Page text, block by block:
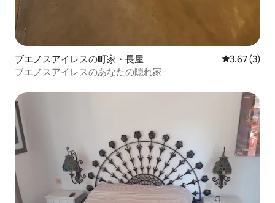
ブエノスアイレスの町家・長屋 レビュー3
3.67 (3)
ブエノスアイレスのあなたの隠れ家